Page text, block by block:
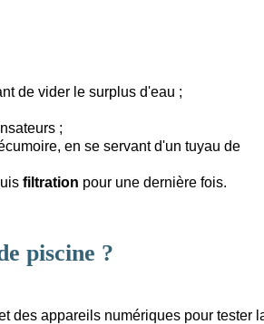
de vider le surplus d'eau ;
;
en se servant d'un tuyau de
filtration pour une dernière fois.
piscine ?
des appareils numériques pour tester